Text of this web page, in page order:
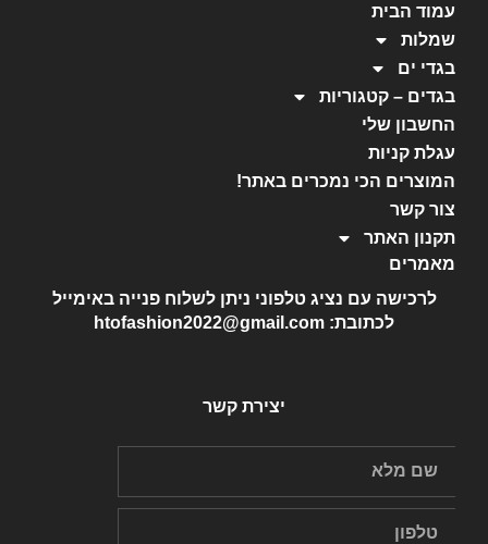
עמוד הבית
שמלות
בגדי ים
בגדים – קטגוריות
החשבון שלי
עגלת קניות
המוצרים הכי נמכרים באתר!
צור קשר
תקנון האתר
מאמרים
לרכישה עם נציג טלפוני ניתן לשלוח פנייה באימייל
לכתובת: htofashion2022@gmail.com
יצירת קשר